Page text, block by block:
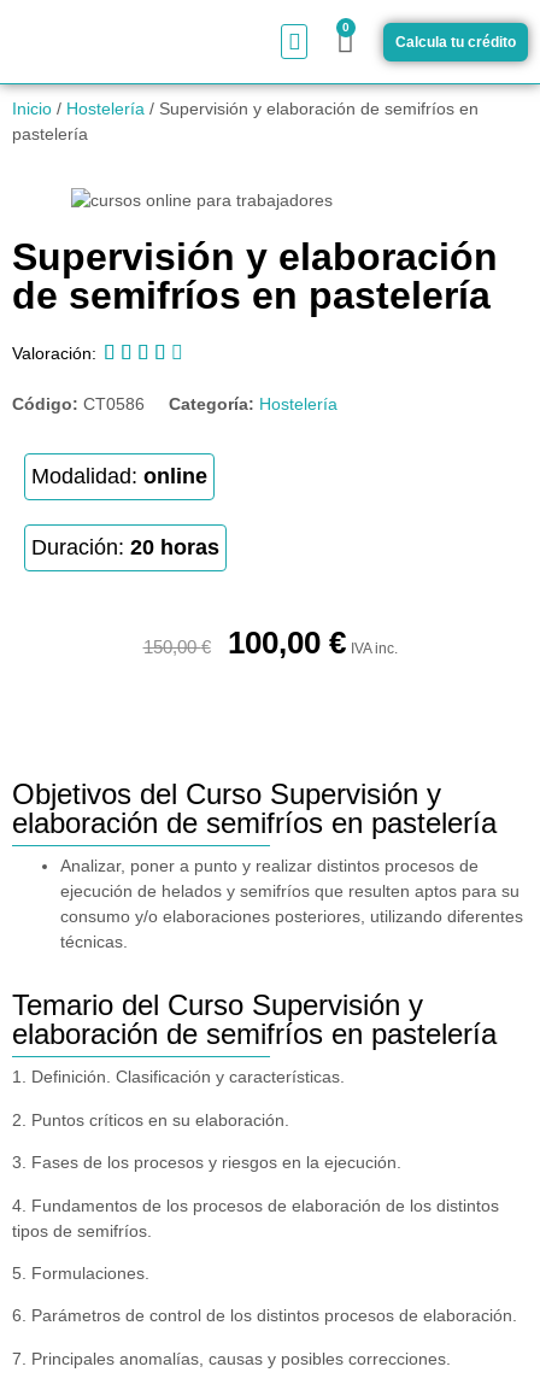
0
Calcula tu crédito
Inicio / Hostelería / Supervisión y elaboración de semifríos en
pastelería
Supervisión y elaboración
de semifríos en pastelería
Valoración:     
Código: CT0586 Categoría: Hostelería
Modalidad: online
Duración: 20 horas
150,00€ 100,00 € IVA inc.
Objetivos del Curso Supervisión y
elaboración de semifríos en pastelería
Analizar, poner a punto y realizar distintos procesos de
ejecución de helados y semifríos que resulten aptos para su
consumo y/o elaboraciones posteriores, utilizando diferentes
técnicas.
Temario del Curso Supervisión y
elaboración de semifríos en pastelería
1. Definición. Clasificación y características.
2. Puntos críticos en su elaboración.
3. Fases de los procesos y riesgos en la ejecución.
4. Fundamentos de los procesos de elaboración de los distintos
tipos de semifríos.
5. Formulaciones.
6. Parámetros de control de los distintos procesos de elaboración.
7. Principales anomalías, causas y posibles correcciones.